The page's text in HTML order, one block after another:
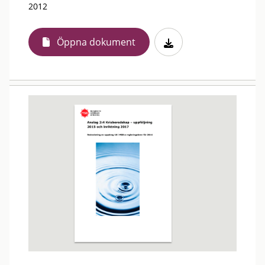
2012
Öppna dokument